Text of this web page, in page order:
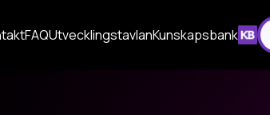
FAQUtvecklingstavlanKunskapsbank